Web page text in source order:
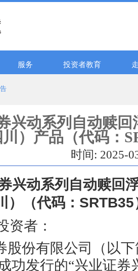
服务 投资者教育
兴动系列自动赎
川）产品（代码：
时间: 2025-
兴动系列自动赎回
）
（代码： SRTB35
资者：
股份有限公司（以下
功发行的“兴业证